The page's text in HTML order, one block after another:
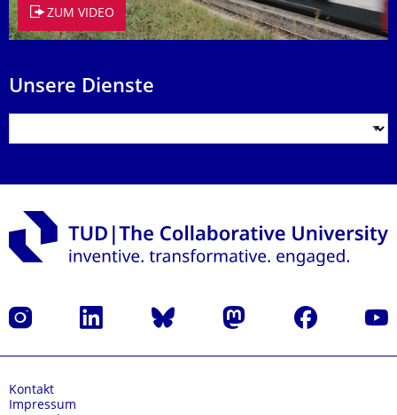
ZUM VIDEO
Unsere Dienste
Instagram LinkedIn Bluesky Mastodon Facebook
Kontakt
Impressum